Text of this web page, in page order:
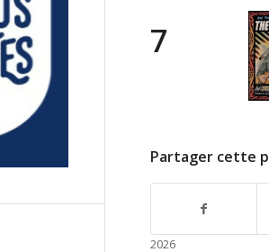
7
Partager cette
2026